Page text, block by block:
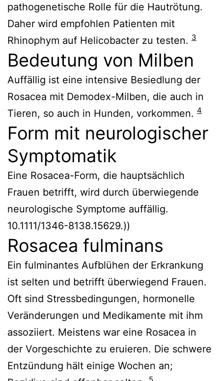
pathogenetische Rolle für die Hautrötung.
Daher wird empfohlen Patienten mit
Rhinophym auf Helicobacter zu testen. 3
Bedeutung von Milben
Auffällig ist eine intensive Besiedlung der
Rosacea mit Demodex-Milben, die auch in
Tieren, so auch in Hunden, vorkommen. 4
Form mit neurologischer
Symptomatik
Eine Rosacea-Form, die hauptsächlich
Frauen betrifft, wird durch überwiegende
neurologische Symptome auffällig.
10.1111/1346-8138.15629.))
Rosacea fulminans
Ein fulminantes Aufblühen der Erkrankung
ist selten und betrifft überwiegend Frauen.
Oft sind Stressbedingungen, hormonelle
Veränderungen und Medikamente mit ihm
assoziiert. Meistens war eine Rosacea in
der Vorgeschichte zu eruieren. Die schwere
Entzündung hält einige Wochen an;